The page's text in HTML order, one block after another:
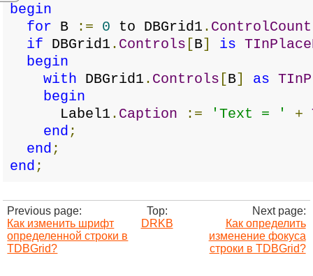
begin
for B := 0 to DBGrid1 . ControlCount
if DBGrid1 . Controls [B] is
begin
with DBGrid1 . Controls [B] as
begin
Label1 . Caption := 'Text = ' +
end ;
end ;
end ;
Previous page:
Как изменить шрифт
определенной строки в
TDBGrid?
Top:
DRKB
Next page:
Как определить
изменение фокуса
строки в TDBGrid?